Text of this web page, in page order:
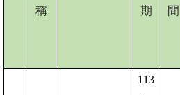
稱
期
間
113